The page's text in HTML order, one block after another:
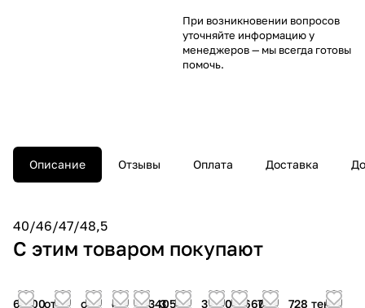
При возникновении вопросов
уточняйте информацию у
менеджеров— мы всегда готовы
помочь.
Описание Отзывы Оплата Доставка
40/46/47/48,5
С этим товаром покупают
6 800от
от
от
3 3403 500
3 3001 660750
728 тенге